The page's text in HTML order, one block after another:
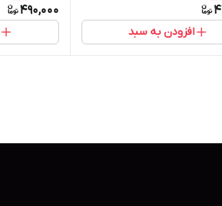
افزودن به سبد
490,000